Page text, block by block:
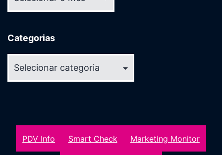
Categorias
PDV Info Smart Check Marketing Monitor